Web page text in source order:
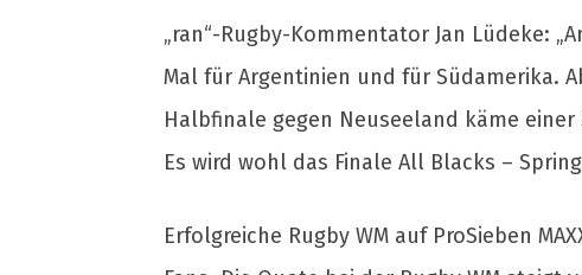
„ran“-Rugby-Kommentator Jan Lüdeke:
Mal für Argentinien und für Südamerika.
Halbfinale gegen Neuseeland käme
Es wird wohl das Finale All Blacks –
Erfolgreiche Rugby WM auf ProSieben